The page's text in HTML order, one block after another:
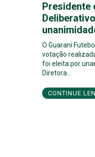
Presidente
O Guarani
votação
foi eleita por
Diretora…
CONTINUE